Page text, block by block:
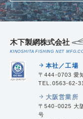
木下製網株式会社
KINOSHITA FISHING NET
arrow_forward 本社／工場
〒444-0703 愛
TEL.0563-62-
arrow_forward 大阪営業所
〒540-0025 大
号